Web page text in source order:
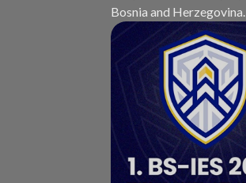
Bosnia and Herzegovina.